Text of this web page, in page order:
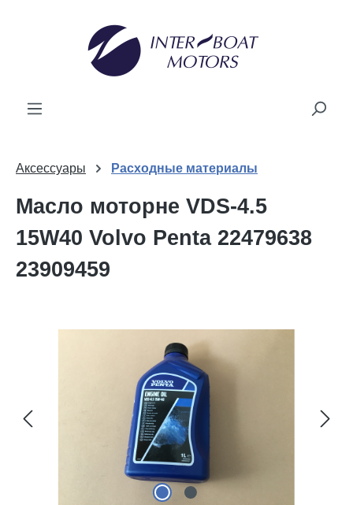
Аксессуары Расходные материалы
Масло моторне VDS-4.5
15W40 Volvo Penta 22479638
23909459